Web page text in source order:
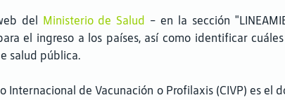
del Ministerio de Salud - en la sección
el ingreso a los países, así como identificar
salud pública.
Internacional de Vacunación o Profilaxis (CIVP) es